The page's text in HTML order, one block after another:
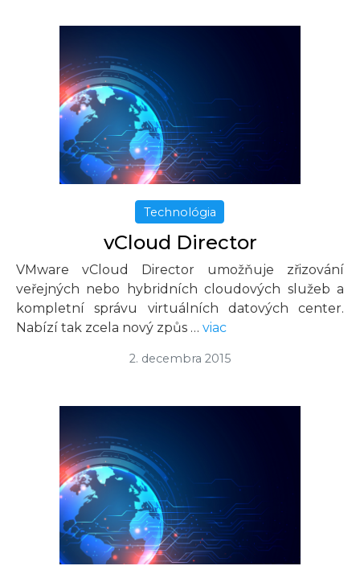
Technológia
vCloud Director
VMware vCloud Director umožňuje zřizování
veřejných nebo hybridních cloudových služeb a
kompletní správu virtuálních datových center.
Nabízí tak zcela nový způs … viac
2. decembra 2015